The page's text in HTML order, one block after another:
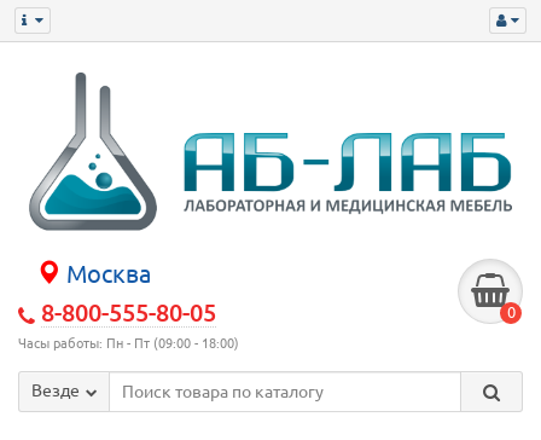
Москва
8-800-555-80-05
Часы работы: Пн - Пт (09:00 - 18:00)
0
Везде